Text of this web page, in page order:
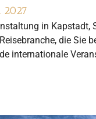
2027
in
die Sie
internationale